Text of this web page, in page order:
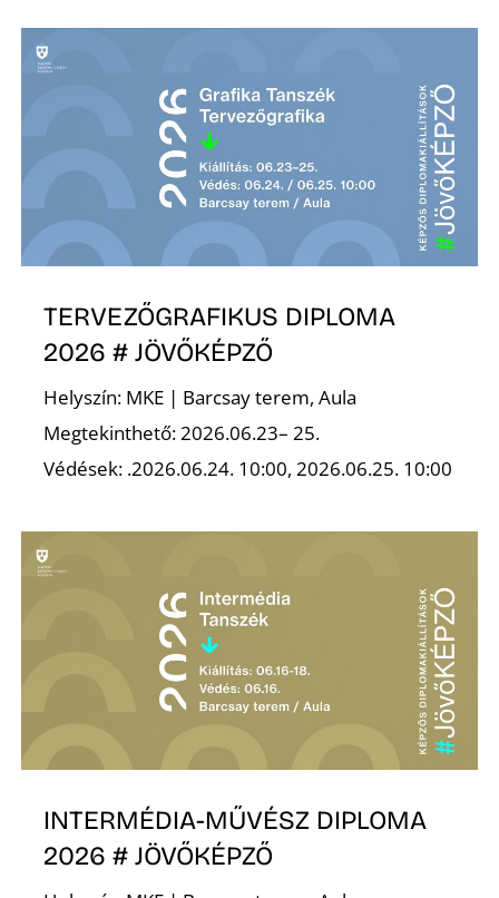
TERVEZŐGRAFIKUS DIPLOMA
2026 # JÖVŐKÉPZŐ
Helyszín: MKE | Barcsay terem, Aula
Megtekinthető: 2026.06.23– 25.
Védések: .2026.06.24. 10:00, 2026.06.25. 10:00
INTERMÉDIA-MŰVÉSZ DIPLOMA
2026 # JÖVŐKÉPZŐ